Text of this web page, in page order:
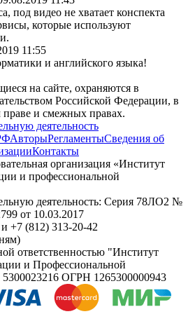
под видео не хватает конспекта
которые используют
11:55
и английского языка!
на сайте, охраняются в
Российской Федерации, в
праве и смежных правах.
деятельность
АвторыРегламентыСведения об
Контакты
организация «Институт
и профессиональной
деятельность: Серия 78ЛО2 №
от 10.03.2017
+7 (812) 313-20-42
ответственностью "Институт
и Профессиональной
ОГРН 1265300000943